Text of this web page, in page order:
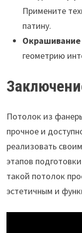
Примените
патину.
Окрашивание
геометрию
Потолок из
прочное и
реализовать
этапов
такой потолок
эстетичным и